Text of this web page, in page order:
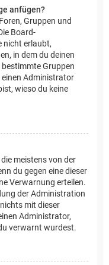
anfügen?
Gruppen und
Board-
nicht erlaubt,
in dem du deinen
Gruppen
Administrator
wieso du keine
meistens von der
du gegen eine dieser
Verwarnung erteilen.
der Administration
mit dieser
Administrator,
verwarnt wurdest.